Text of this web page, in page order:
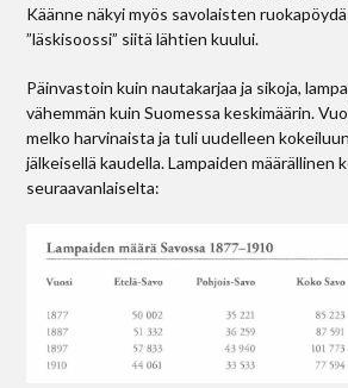
Käänne näkyi myös savolaisten
”läskisoossi” siitä lähtien kuului.
Päinvastoin kuin nautakarjaa ja sikoja,
vähemmän kuin Suomessa keskimäärin.
melko harvinaista ja tuli uudelleen
jälkeisellä kaudella. Lampaiden määrällinen
seuraavanlaiselta: